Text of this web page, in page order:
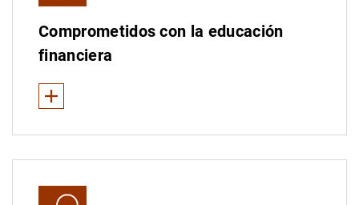
Comprometidos con la educación
financiera
Ver Menos
La educación financiera en el mundo